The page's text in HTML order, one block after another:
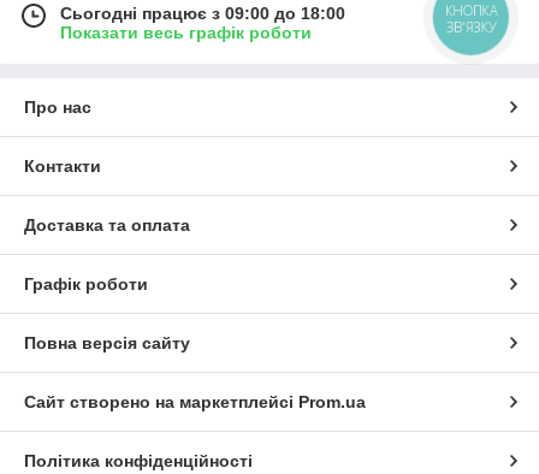
Сьогодні працює з 09:00 до 18:00
Показати весь графік роботи
Про нас
Контакти
Доставка та оплата
Графік роботи
Повна версія сайту
Сайт створено на маркетплейсі Prom.ua
Політика конфіденційності
КНОПКА
ЗВ'ЯЗКУ